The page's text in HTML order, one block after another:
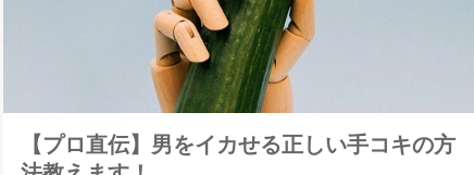
【プロ直伝】男をイカせる正しい手コキの方